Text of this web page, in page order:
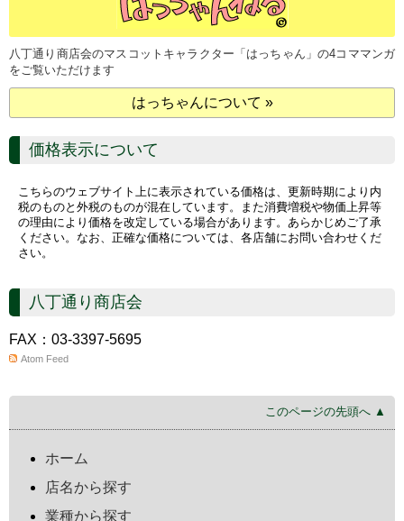
八丁通り商店会のマスコットキャラクター「はっちゃん」の4コママンガ
をご覧いただけます
はっちゃんについて »
価格表示について
こちらのウェブサイト上に表示されている価格は、更新時期により内
税のものと外税のものが混在しています。また消費増税や物価上昇等
の理由により価格を改定している場合があります。あらかじめご了承
ください。なお、正確な価格については、各店舗にお問い合わせくだ
さい。
八丁通り商店会
FAX：03-3397-5695
Atom Feed
このページの先頭へ ▲
ホーム
店名から探す
業種から探す